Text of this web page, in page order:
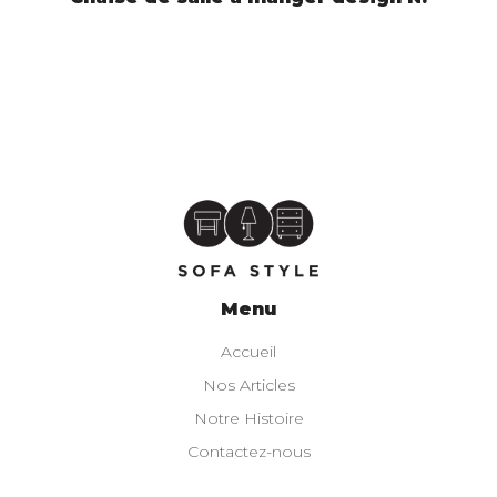
Menu
Accueil
Nos Articles
Notre Histoire
Contactez-nous